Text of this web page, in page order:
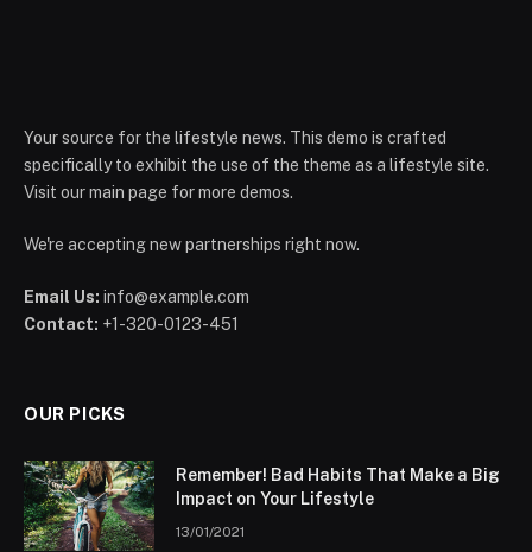
Your source for the lifestyle news. This demo is crafted
specifically to exhibit the use of the theme as a lifestyle site.
Visit our main page for more demos.
We're accepting new partnerships right now.
Email Us: info@example.com
Contact: +1-320-0123-451
OUR PICKS
Remember! Bad Habits That Make a Big
Impact on Your Lifestyle
13/01/2021